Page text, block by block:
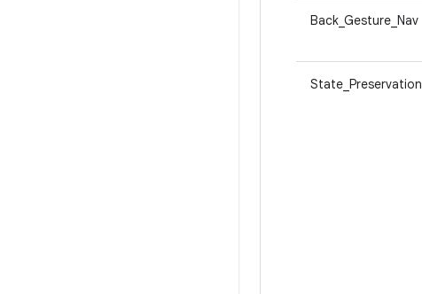
Back_Gesture_Nav
State_Preservation